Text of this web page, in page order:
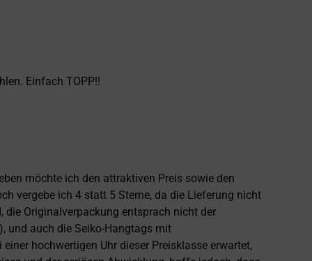
Einfach TOPP!!
möchte ich den attraktiven Preis sowie den
vergebe ich 4 statt 5 Sterne, da die Lieferung nicht
die Originalverpackung entsprach nicht der
und auch die Seiko-Hangtags mit
hochwertigen Uhr dieser Preisklasse erwartet,